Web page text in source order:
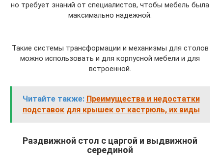
но требует знаний от специалистов, чтобы мебель была
максимально надежной.
Такие системы трансформации и механизмы для столов
можно использовать и для корпусной мебели и для
встроенной.
Читайте также: Преимущества и недостатки
подставок для крышек от кастрюль, их виды
Раздвижной стол с царгой и выдвижной
серединой